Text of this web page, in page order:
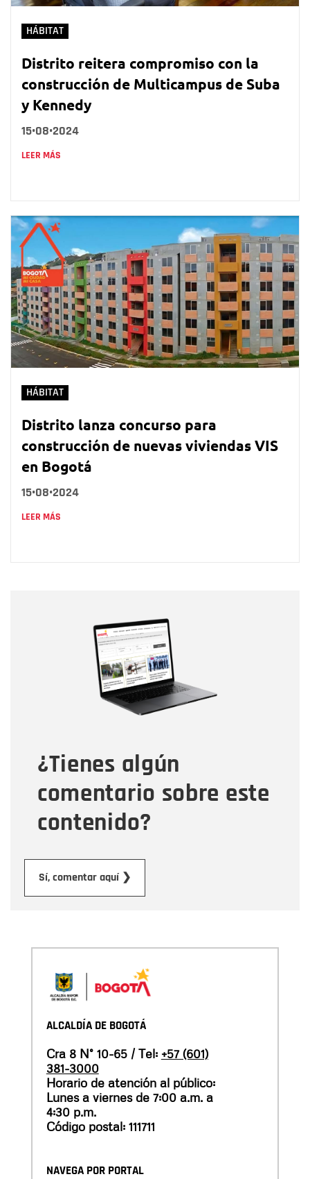
HÁBITAT
Distrito reitera compromiso con la
construcción de Multicampus de Suba
y Kennedy
15•08•2024
LEER MÁS
HÁBITAT
Distrito lanza concurso para
construcción de nuevas viviendas VIS
en Bogotá
15•08•2024
LEER MÁS
¿Tienes algún
comentario sobre este
contenido?
Sí, comentar aquí ❯
Correo electrónico
Tipo de comentario
Mensaje
ALCALDÍA DE BOGOTÁ
Cra 8 N° 10-65 / Tel: +57 (601)
381-3000
Horario de atención al público:
Lunes a viernes de 7:00 a.m. a
4:30 p.m.
Código postal: 111711
NAVEGA POR PORTAL